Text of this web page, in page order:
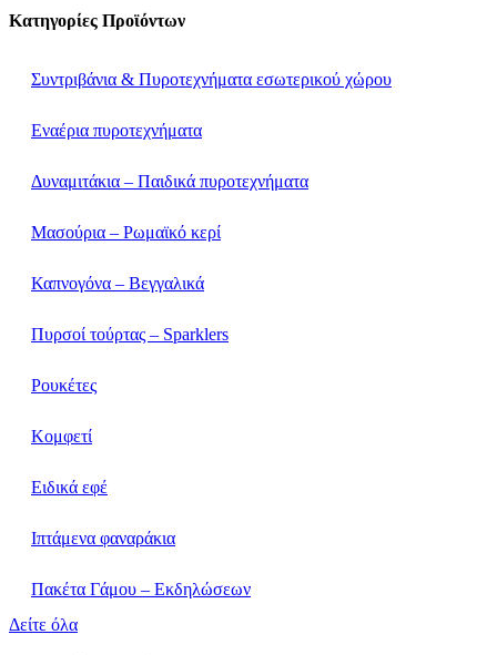
Κατηγορίες Προϊόντων
Συντριβάνια & Πυροτεχνήματα εσωτερικού χώρου
Εναέρια πυροτεχνήματα
Δυναμιτάκια – Παιδικά πυροτεχνήματα
Μασούρια – Ρωμαϊκό κερί
Καπνογόνα – Βεγγαλικά
Πυρσοί τούρτας – Sparklers
Ρουκέτες
Κομφετί
Ειδικά εφέ
Ιπτάμενα φαναράκια
Πακέτα Γάμου – Εκδηλώσεων
Δείτε όλα